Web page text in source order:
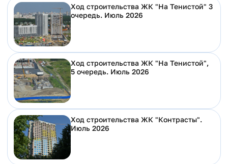
Ход строительства ЖК "На Тенистой" 3
очередь. Июль 2026
Ход строительства ЖК "На Тенистой",
5 очередь. Июль 2026
Ход строительства ЖК "Контрасты".
Июль 2026